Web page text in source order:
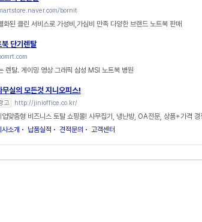
bornit
화된 클린 서비스로 가성비,가심비 만족 다양한 브랜드 노트북 판매
단기렌탈
렌탈. 게이밍 영상 그래픽 삼성 MSI 노트북 병원
무실의 모든것 지니오피스!
고 http://jinioffice.co.kr/
업맞춤형 비즈니스 토탈 쇼핑몰! 사무집기, 냉난방, OA전문, 상품+가격 경
사소개
납품실적 견적문의 고객센터